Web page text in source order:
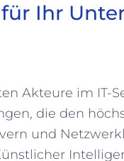
Ihr
Akteure im IT-
die den
und